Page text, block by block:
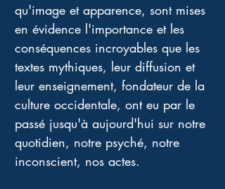
qu'image et apparence, sont mises
en évidence l'importance et les
conséquences incroyables que les
textes mythiques, leur diffusion et
leur enseignement, fondateur de la
culture occidentale, ont eu par le
passé jusqu'à aujourd'hui sur notre
quotidien, notre psyché, notre
inconscient, nos actes.